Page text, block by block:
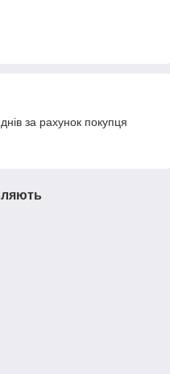
за рахунок покупця